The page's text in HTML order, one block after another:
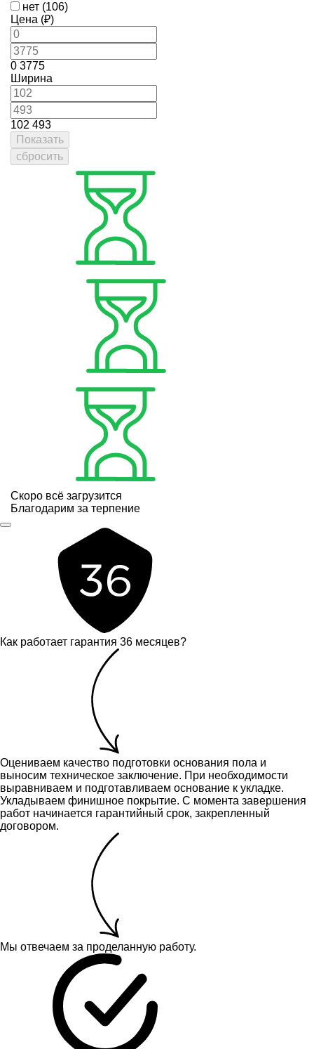
нет (106)
Цена (₽)
0 3775
Ширина
102 493
Показать
сбросить
Скоро всё загрузится
Благодарим за терпение
Как работает гарантия 36 месяцев?
Оцениваем качество подготовки основания пола и
выносим техническое заключение. При необходимости
выравниваем и подготавливаем основание к укладке.
Укладываем финишное покрытие. С момента завершения
работ начинается гарантийный срок, закрепленный
договором.
Мы отвечаем за проделанную работу.